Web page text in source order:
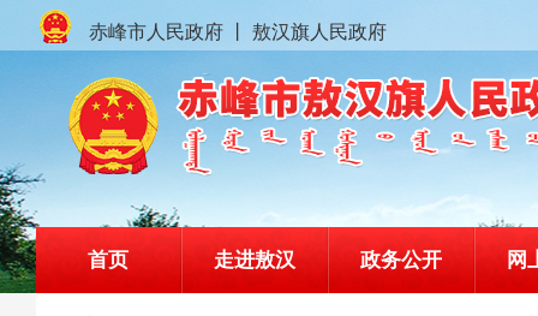
赤峰市人民政府 敖汉旗人民政府
首页 走进敖汉 政务公开 网